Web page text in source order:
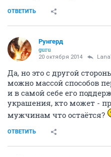
ОТВЕТИТЬ
Рунгерд
guru
20 октября 2014
Да, но это с другой
можно массой способов
и в самой себе его
украшения, кто может -
мужчинам что остаётся?
ОТВЕТИТЬ